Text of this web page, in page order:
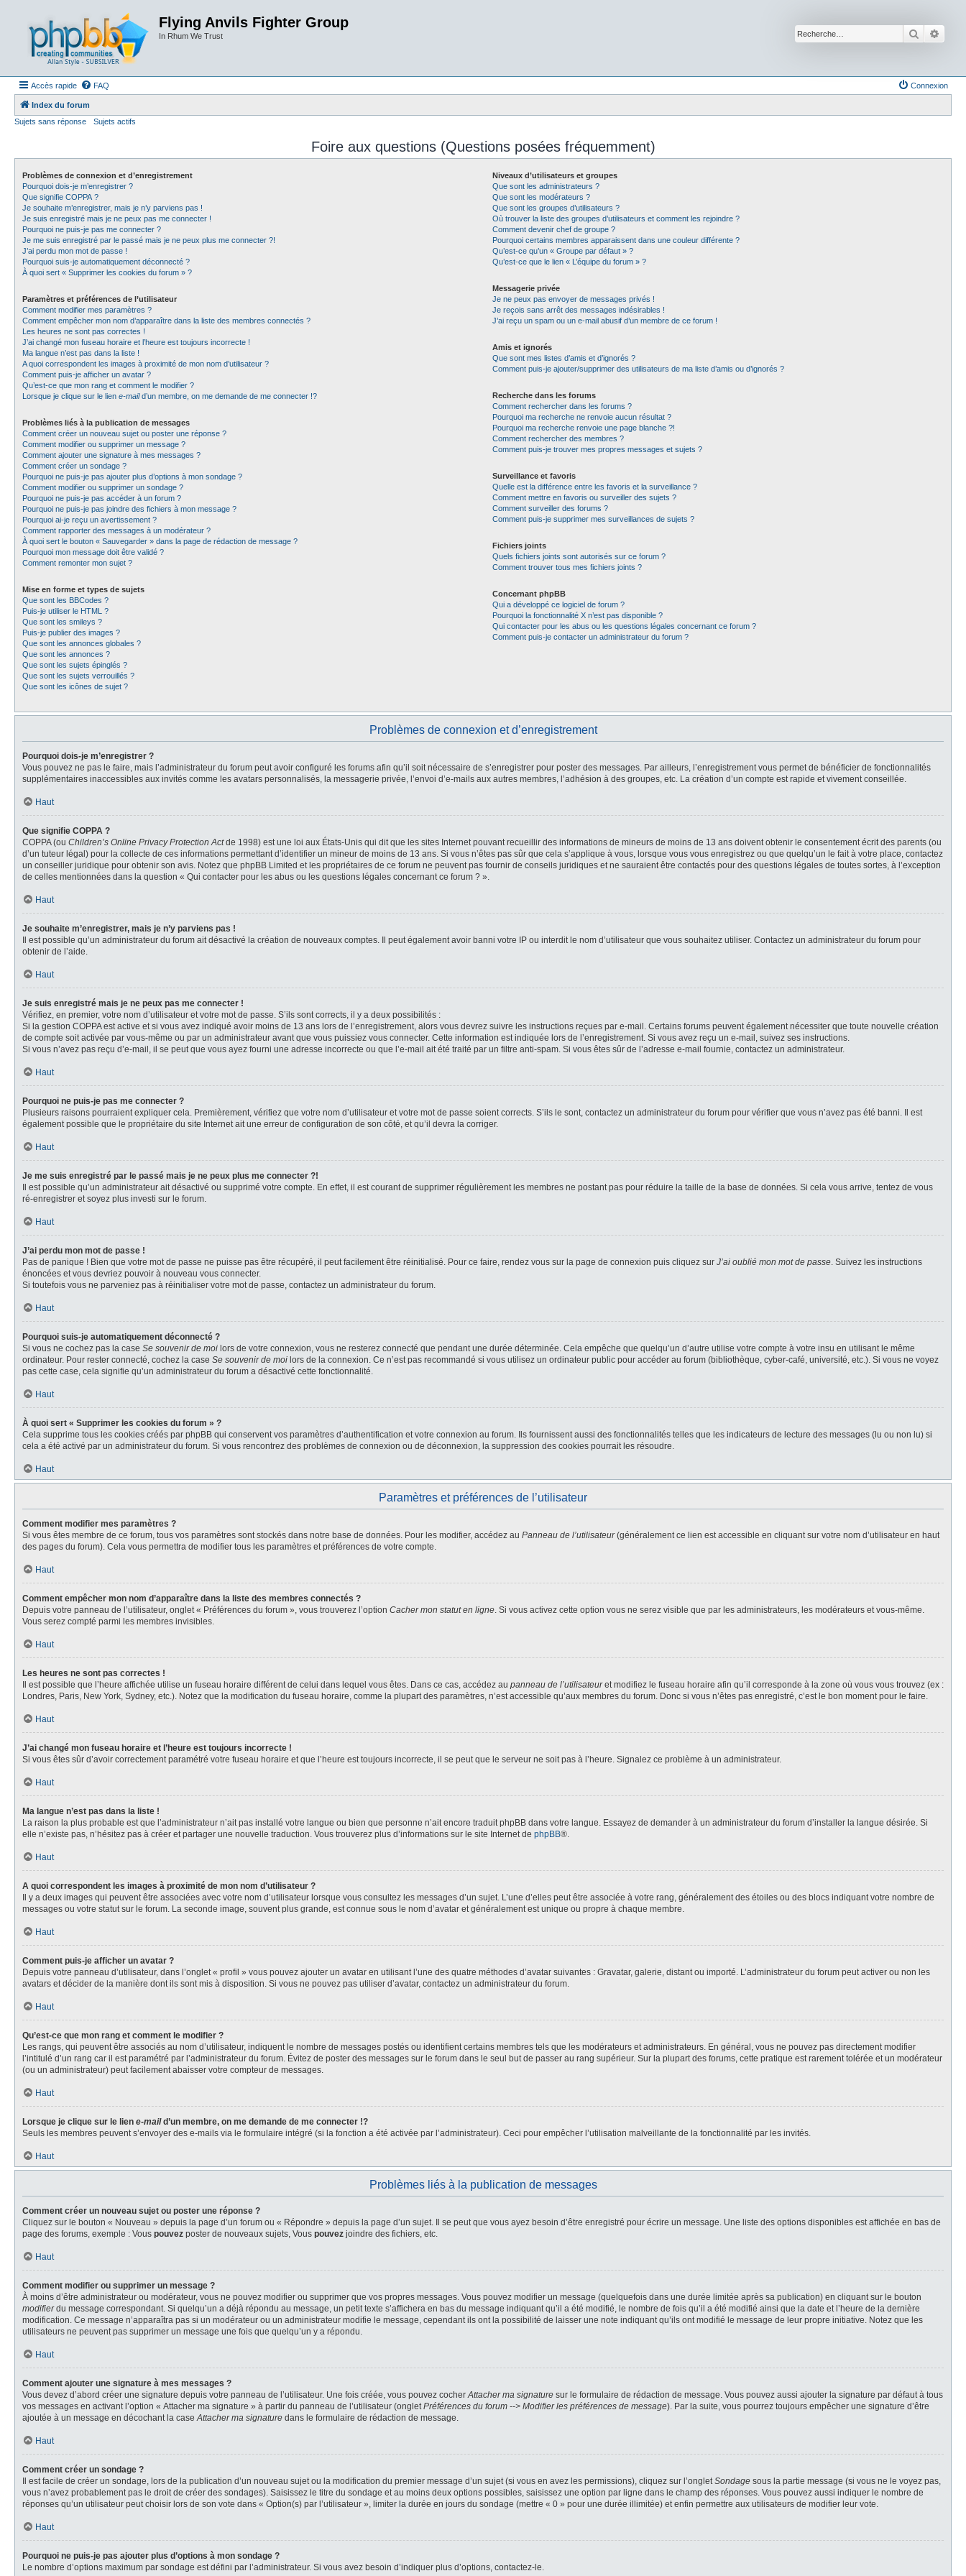
Flying Anvils Fighter Group
In Rhum We Trust
Accès rapide FAQ Connexion
Index du forum
Sujets sans réponse
Sujets actifs
Foire aux questions (Questions posées fréquemment)
Problèmes de connexion et d’enregistrement
Pourquoi dois-je m’enregistrer ?
Que signifie COPPA ?
Je souhaite m’enregistrer, mais je n’y parviens pas !
Je suis enregistré mais je ne peux pas me connecter !
Pourquoi ne puis-je pas me connecter ?
Je me suis enregistré par le passé mais je ne peux plus me connecter ?!
J’ai perdu mon mot de passe !
Pourquoi suis-je automatiquement déconnecté ?
À quoi sert « Supprimer les cookies du forum » ?
Paramètres et préférences de l’utilisateur
Comment modifier mes paramètres ?
Comment empêcher mon nom d’apparaître dans la liste des membres connectés ?
Les heures ne sont pas correctes !
J’ai changé mon fuseau horaire et l’heure est toujours incorrecte !
Ma langue n’est pas dans la liste !
A quoi correspondent les images à proximité de mon nom d’utilisateur ?
Comment puis-je afficher un avatar ?
Qu’est-ce que mon rang et comment le modifier ?
Lorsque je clique sur le lien e-maild’un membre, on me demande de me connecter !?
Problèmes liés à la publication de messages
Comment créer un nouveau sujet ou poster une réponse ?
Comment modifier ou supprimer un message ?
Comment ajouter une signature à mes messages ?
Comment créer un sondage ?
Pourquoi ne puis-je pas ajouter plus d’options à mon sondage ?
Comment modifier ou supprimer un sondage ?
Pourquoi ne puis-je pas accéder à un forum ?
Pourquoi ne puis-je pas joindre des fichiers à mon message ?
Pourquoi ai-je reçu un avertissement ?
Comment rapporter des messages à un modérateur ?
À quoi sert le bouton « Sauvegarder » dans la page de rédaction de message ?
Pourquoi mon message doit être validé ?
Comment remonter mon sujet ?
Mise en forme et types de sujets
Que sont les BBCodes ?
Puis-je utiliser le HTML ?
Que sont les smileys ?
Puis-je publier des images ?
Que sont les annonces globales ?
Que sont les annonces ?
Que sont les sujets épinglés ?
Que sont les sujets verrouillés ?
Que sont les icônes de sujet ?
Niveaux d’utilisateurs et groupes
Que sont les administrateurs ?
Que sont les modérateurs ?
Que sont les groupes d’utilisateurs ?
Où trouver la liste des groupes d’utilisateurs et comment les rejoindre ?
Comment devenir chef de groupe ?
Pourquoi certains membres apparaissent dans une couleur différente ?
Qu’est-ce qu’un « Groupe par défaut » ?
Qu’est-ce que le lien « L’équipe du forum » ?
Messagerie privée
Je ne peux pas envoyer de messages privés !
Je reçois sans arrêt des messages indésirables !
J’ai reçu un spam ou un e-mail abusif d’un membre de ce forum !
Amis et ignorés
Que sont mes listes d’amis et d’ignorés ?
Comment puis-je ajouter/supprimer des utilisateurs de ma liste d’amis ou d’ignorés ?
Recherche dans les forums
Comment rechercher dans les forums ?
Pourquoi ma recherche ne renvoie aucun résultat ?
Pourquoi ma recherche renvoie une page blanche ?!
Comment rechercher des membres ?
Comment puis-je trouver mes propres messages et sujets ?
Surveillance et favoris
Quelle est la différence entre les favoris et la surveillance ?
Comment mettre en favoris ou surveiller des sujets ?
Comment surveiller des forums ?
Comment puis-je supprimer mes surveillances de sujets ?
Fichiers joints
Quels fichiers joints sont autorisés sur ce forum ?
Comment trouver tous mes fichiers joints ?
Concernant phpBB
Qui a développé ce logiciel de forum ?
Pourquoi la fonctionnalité X n’est pas disponible ?
Qui contacter pour les abus ou les questions légales concernant ce forum ?
Comment puis-je contacter un administrateur du forum ?
Problèmes de connexion et d’enregistrement
Pourquoi dois-je m’enregistrer ?
Vous pouvez ne pas le faire, mais l’administrateur du forum peut avoir configuré les forums afin qu’il soit nécessaire de s’enregistrer pour poster des messages. Par ailleurs, l’enregistrement vous permet de bénéficier de fonctionnalités
supplémentaires inaccessibles aux invités comme les avatars personnalisés, la messagerie privée, l’envoi d’e-mails aux autres membres, l’adhésion à des groupes, etc. La création d’un compte est rapide et vivement conseillée.
Haut
Que signifie COPPA ?
COPPA (ou Children’s Online Privacy Protection Actde 1998) est une loi aux États-Unis qui dit que les sites Internet pouvant recueillir des informations de mineurs de moins de 13 ans doivent obtenir le consentement écrit des parents (ou
d’un tuteur légal) pour la collecte de ces informations permettant d’identifier un mineur de moins de 13 ans. Si vous n’êtes pas sûr que cela s’applique à vous, lorsque vous vous enregistrez ou que quelqu’un le fait à votre place, contactez
un conseiller juridique pour obtenir son avis. Notez que phpBB Limited et les propriétaires de ce forum ne peuvent pas fournir de conseils juridiques et ne sauraient être contactés pour des questions légales de toutes sortes, à l’exception
de celles mentionnées dans la question « Qui contacter pour les abus ou les questions légales concernant ce forum ? ».
Haut
Je souhaite m’enregistrer, mais je n’y parviens pas !
Il est possible qu’un administrateur du forum ait désactivé la création de nouveaux comptes. Il peut également avoir banni votre IP ou interdit le nom d’utilisateur que vous souhaitez utiliser. Contactez un administrateur du forum pour
obtenir de l’aide.
Haut
Je suis enregistré mais je ne peux pas me connecter !
Vérifiez, en premier, votre nom d’utilisateur et votre mot de passe. S’ils sont corrects, il y a deux possibilités :
Si la gestion COPPA est active et si vous avez indiqué avoir moins de 13 ans lors de l’enregistrement, alors vous devrez suivre les instructions reçues par e-mail. Certains forums peuvent également nécessiter que toute nouvelle création
de compte soit activée par vous-même ou par un administrateur avant que vous puissiez vous connecter. Cette information est indiquée lors de l’enregistrement. Si vous avez reçu un e-mail, suivez ses instructions.
Si vous n’avez pas reçu d’e-mail, il se peut que vous ayez fourni une adresse incorrecte ou que l’e-mail ait été traité par un filtre anti-spam. Si vous êtes sûr de l’adresse e-mail fournie, contactez un administrateur.
Haut
Pourquoi ne puis-je pas me connecter ?
Plusieurs raisons pourraient expliquer cela. Premièrement, vérifiez que votre nom d’utilisateur et votre mot de passe soient corrects. S’ils le sont, contactez un administrateur du forum pour vérifier que vous n’avez pas été banni. Il est
également possible que le propriétaire du site Internet ait une erreur de configuration de son côté, et qu’il devra la corriger.
Haut
Je me suis enregistré par le passé mais je ne peux plus me connecter ?!
Il est possible qu’un administrateur ait désactivé ou supprimé votre compte. En effet, il est courant de supprimer régulièrement les membres ne postant pas pour réduire la taille de la base de données. Si cela vous arrive, tentez de vous
ré-enregistrer et soyez plus investi sur le forum.
Haut
J’ai perdu mon mot de passe !
Pas de panique ! Bien que votre mot de passe ne puisse pas être récupéré, il peut facilement être réinitialisé. Pour ce faire, rendez vous sur la page de connexion puis cliquez sur J’ai oublié mon mot de passe. Suivez les instructions
énoncées et vous devriez pouvoir à nouveau vous connecter.
Si toutefois vous ne parveniez pas à réinitialiser votre mot de passe, contactez un administrateur du forum.
Haut
Pourquoi suis-je automatiquement déconnecté ?
Si vous ne cochez pas la case Se souvenir de moi lors de votre connexion, vous ne resterez connecté que pendant une durée déterminée. Cela empêche que quelqu’un d’autre utilise votre compte à votre insu en utilisant le même
ordinateur. Pour rester connecté, cochez la case Se souvenir de moi lors de la connexion. Ce n’est pas recommandé si vous utilisez un ordinateur public pour accéder au forum (bibliothèque, cyber-café, université, etc.). Si vous ne voyez
pas cette case, cela signifie qu’un administrateur du forum a désactivé cette fonctionnalité.
Haut
À quoi sert « Supprimer les cookies du forum » ?
Cela supprime tous les cookies créés par phpBB qui conservent vos paramètres d’authentification et votre connexion au forum. Ils fournissent aussi des fonctionnalités telles que les indicateurs de lecture des messages (lu ou non lu) si
cela a été activé par un administrateur du forum. Si vous rencontrez des problèmes de connexion ou de déconnexion, la suppression des cookies pourrait les résoudre.
Haut
Paramètres et préférences de l’utilisateur
Comment modifier mes paramètres ?
Si vous êtes membre de ce forum, tous vos paramètres sont stockés dans notre base de données. Pour les modifier, accédez au Panneau de l’utilisateur(généralement ce lien est accessible en cliquant sur votre nom d’utilisateur en haut
des pages du forum). Cela vous permettra de modifier tous les paramètres et préférences de votre compte.
Haut
Comment empêcher mon nom d’apparaître dans la liste des membres connectés ?
Depuis votre panneau de l’utilisateur, onglet « Préférences du forum », vous trouverez l’option Cacher mon statut en ligne. Si vous activez cette option vous ne serez visible que par les administrateurs, les modérateurs et vous-même.
Vous serez compté parmi les membres invisibles.
Haut
Les heures ne sont pas correctes !
Il est possible que l’heure affichée utilise un fuseau horaire différent de celui dans lequel vous êtes. Dans ce cas, accédez au panneau de l’utilisateuret modifiez le fuseau horaire afin qu’il corresponde à la zone où vous vous trouvez (ex :
Londres, Paris, New York, Sydney, etc.). Notez que la modification du fuseau horaire, comme la plupart des paramètres, n’est accessible qu’aux membres du forum. Donc si vous n’êtes pas enregistré, c’est le bon moment pour le faire.
Haut
J’ai changé mon fuseau horaire et l’heure est toujours incorrecte !
Si vous êtes sûr d’avoir correctement paramétré votre fuseau horaire et que l’heure est toujours incorrecte, il se peut que le serveur ne soit pas à l’heure. Signalez ce problème à un administrateur.
Haut
Ma langue n’est pas dans la liste !
La raison la plus probable est que l’administrateur n’ait pas installé votre langue ou bien que personne n’ait encore traduit phpBB dans votre langue. Essayez de demander à un administrateur du forum d’installer la langue désirée. Si
elle n’existe pas, n’hésitez pas à créer et partager une nouvelle traduction. Vous trouverez plus d’informations sur le site Internet de phpBB®.
Haut
A quoi correspondent les images à proximité de mon nom d’utilisateur ?
Il y a deux images qui peuvent être associées avec votre nom d’utilisateur lorsque vous consultez les messages d’un sujet. L’une d’elles peut être associée à votre rang, généralement des étoiles ou des blocs indiquant votre nombre de
messages ou votre statut sur le forum. La seconde image, souvent plus grande, est connue sous le nom d’avatar et généralement est unique ou propre à chaque membre.
Haut
Comment puis-je afficher un avatar ?
Depuis votre panneau d’utilisateur, dans l’onglet « profil » vous pouvez ajouter un avatar en utilisant l’une des quatre méthodes d’avatar suivantes : Gravatar, galerie, distant ou importé. L’administrateur du forum peut activer ou non les
avatars et décider de la manière dont ils sont mis à disposition. Si vous ne pouvez pas utiliser d’avatar, contactez un administrateur du forum.
Haut
Qu’est-ce que mon rang et comment le modifier ?
Les rangs, qui peuvent être associés au nom d’utilisateur, indiquent le nombre de messages postés ou identifient certains membres tels que les modérateurs et administrateurs. En général, vous ne pouvez pas directement modifier
l’intitulé d’un rang car il est paramétré par l’administrateur du forum. Évitez de poster des messages sur le forum dans le seul but de passer au rang supérieur. Sur la plupart des forums, cette pratique est rarement tolérée et un modérateur
(ou un administrateur) peut facilement abaisser votre compteur de messages.
Haut
Lorsque je clique sur le lien e-maild’un membre, on me demande de me connecter !?
Seuls les membres peuvent s’envoyer des e-mails via le formulaire intégré (si la fonction a été activée par l’administrateur). Ceci pour empêcher l’utilisation malveillante de la fonctionnalité par les invités.
Haut
Problèmes liés à la publication de messages
Comment créer un nouveau sujet ou poster une réponse ?
Cliquez sur le bouton « Nouveau » depuis la page d’un forum ou « Répondre » depuis la page d’un sujet. Il se peut que vous ayez besoin d’être enregistré pour écrire un message. Une liste des options disponibles est affichée en bas de
page des forums, exemple : Vous pouvez poster de nouveaux sujets, Vous pouvez joindre des fichiers, etc.
Haut
Comment modifier ou supprimer un message ?
À moins d’être administrateur ou modérateur, vous ne pouvez modifier ou supprimer que vos propres messages. Vous pouvez modifier un message (quelquefois dans une durée limitée après sa publication) en cliquant sur le bouton
modifierdu message correspondant. Si quelqu’un a déjà répondu au message, un petit texte s’affichera en bas du message indiquant qu’il a été modifié, le nombre de fois qu’il a été modifié ainsi que la date et l’heure de la dernière
modification. Ce message n’apparaîtra pas si un modérateur ou un administrateur modifie le message, cependant ils ont la possibilité de laisser une note indiquant qu’ils ont modifié le message de leur propre initiative. Notez que les
utilisateurs ne peuvent pas supprimer un message une fois que quelqu’un y a répondu.
Haut
Comment ajouter une signature à mes messages ?
Vous devez d’abord créer une signature depuis votre panneau de l’utilisateur. Une fois créée, vous pouvez cocherAttacher ma signature sur le formulaire de rédaction de message. Vous pouvez aussi ajouter la signature par défaut à tous
vos messages en activant l’option « Attacher ma signature » à partir du panneau de l’utilisateur (ongletPréférences du forum --> Modifier les préférences de message). Par la suite, vous pourrez toujours empêcher une signature d’être
ajoutée à un message en décochant la caseAttacher ma signature dans le formulaire de rédaction de message.
Haut
Comment créer un sondage ?
Il est facile de créer un sondage, lors de la publication d’un nouveau sujet ou la modification du premier message d’un sujet (si vous en avez les permissions), cliquez sur l’ongletSondage sous la partie message (si vous ne le voyez pas,
vous n’avez probablement pas le droit de créer des sondages). Saisissez le titre du sondage et au moins deux options possibles, saisissez une option par ligne dans le champ des réponses. Vous pouvez aussi indiquer le nombre de
réponses qu’un utilisateur peut choisir lors de son vote dans « Option(s) par l’utilisateur », limiter la durée en jours du sondage (mettre « 0 » pour une durée illimitée) et enfin permettre aux utilisateurs de modifier leur vote.
Haut
Pourquoi ne puis-je pas ajouter plus d’options à mon sondage ?
Le nombre d’options maximum par sondage est défini par l’administrateur. Si vous avez besoin d’indiquer plus d’options, contactez-le.